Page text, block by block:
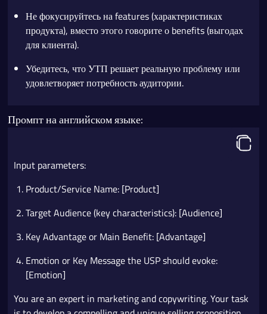
Не фокусируйтесь на features (характеристиках
продукта), вместо этого говорите о benefits (выгодах
для клиента).
Убедитесь, что УТП решает реальную проблему или
удовлетворяет потребность аудитории.
Промпт на английском языке:
Input parameters:
Product/Service Name: [Product]
Target Audience (key characteristics): [Audience]
Key Advantage or Main Benefit: [Advantage]
Emotion or Key Message the USP should evoke:
[Emotion]
You are an expert in marketing and copywriting. Your task